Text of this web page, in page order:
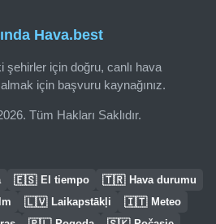
Hava.best
şehirler için doğru, canlı hava
için başvuru kaynağınız.
Tüm Hakları Saklıdır.
🇪🇸 El tiempo 🇹🇷 Hava durumu
Ilm 🇱🇻 Laikapstākļi 🇮🇹 Meteo